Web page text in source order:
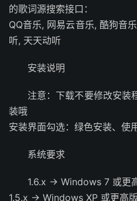
的歌词源搜索接口：
QQ音乐, 网易云音乐, 酷狗音
听, 天天动听
安装说明
注意：下载不要修改安装
装哦
安装界面勾选：绿色安装、使
系统要求
1.6.x -> Windows 7 或更
1.5.x -> Windows XP 或更高版